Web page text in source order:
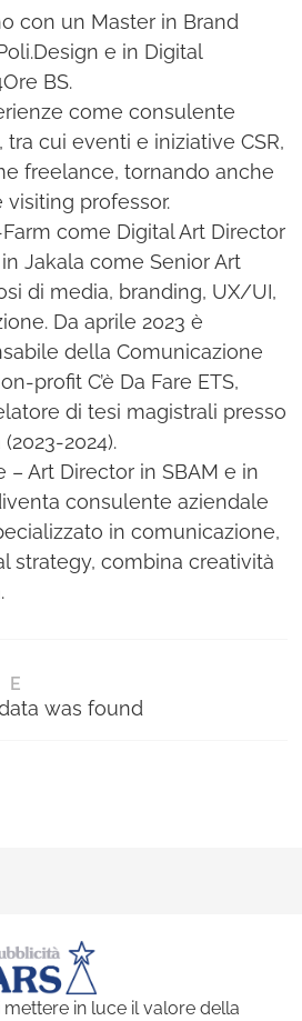
con un Master in Brand
e in Digital
BS.
come consulente
cui eventi e iniziative CSR,
freelance, tornando anche
visiting professor.
come Digital Art Director
Jakala come Senior Art
di media, branding, UX/UI,
Da aprile 2023 è
della Comunicazione
profit C’è Da Fare ETS,
di tesi magistrali presso
2024).
– Art Director in SBAM e in
consulente aziendale
in comunicazione,
strategy, combina creatività
was found
in luce il valore della